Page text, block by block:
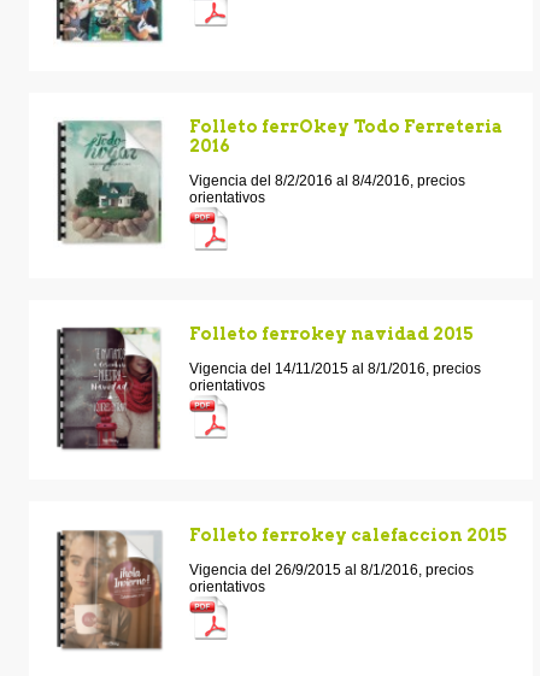
Folleto ferrOkey Todo Ferreteria
2016
Vigencia del 8/2/2016 al 8/4/2016, precios
orientativos
Folleto ferrokey navidad 2015
Vigencia del 14/11/2015 al 8/1/2016, precios
orientativos
Folleto ferrokey calefaccion 2015
Vigencia del 26/9/2015 al 8/1/2016, precios
orientativos